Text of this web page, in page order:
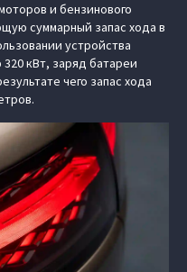
и бензинового
суммарный запас хода в
устройства
кВт, заряд батареи
чего запас хода